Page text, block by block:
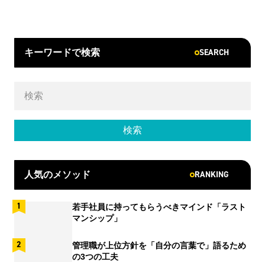
キーワードで検索 SEARCH
人気のメソッド RANKING
若手社員に持ってもらうべきマインド「ラスト
マンシップ」
管理職が上位方針を「自分の言葉で」語るため
の3つの工夫